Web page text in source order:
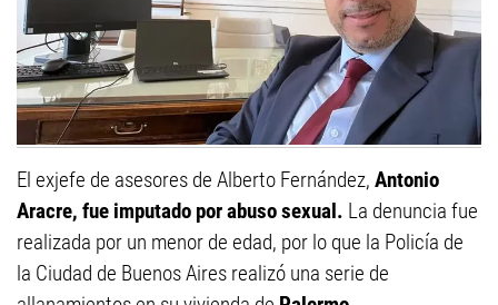
El exjefe de asesores de Alberto Fernández, Antonio
Aracre, fue imputado por abuso sexual. La denuncia fue
realizada por un menor de edad, por lo que la Policía de
la Ciudad de Buenos Aires realizó una serie de